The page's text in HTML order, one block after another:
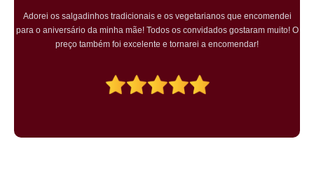
O
Depois que descobri, nunca mais comprei em outro lugar.
atendimento, salgados sempre fresquinhos, saborosos e com o
entrega ficou melhor ainda. Super recomendo!